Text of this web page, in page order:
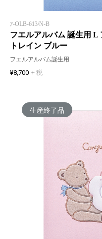
ｱ-OLB-613/N-B
フエルアルバム 誕生用 L
トレイン ブルー
フエルアルバム誕生用
¥8,700 + 税
生産終了品